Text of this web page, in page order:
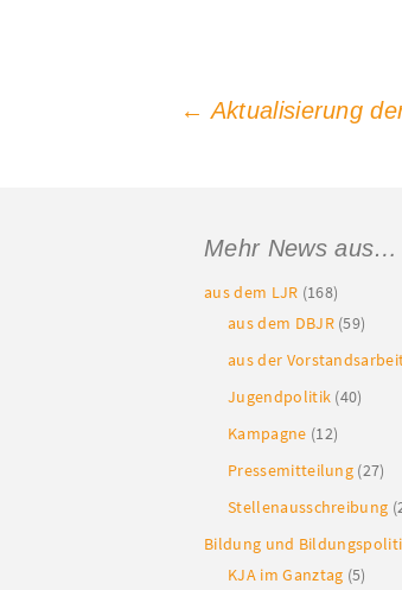
← Aktualisierung
Mehr News aus…
aus dem LJR (168)
aus dem DBJR(59)
aus der
Jugendpolitik (40)
Kampagne (12)
Pressemitteilung (27)
Stellenausschreibung
Bildung und
KJA im Ganztag (5)